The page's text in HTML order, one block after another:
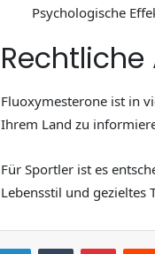
Psychologische
Rechtliche
Fluoxymesterone ist in
Ihrem Land zu
Für Sportler ist es
Lebensstil und gezieltes